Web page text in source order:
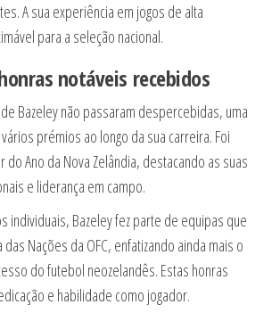
A sua experiência em jogos de alta
para a seleção nacional.
notáveis recebidos
Bazeley não passaram despercebidas, uma
prémios ao longo da sua carreira. Foi
do Ano da Nova Zelândia, destacando as suas
e liderança em campo.
individuais, Bazeley fez parte de equipas que
Nações da OFC, enfatizando ainda mais o
do futebol neozelandês. Estas honras
e habilidade como jogador.